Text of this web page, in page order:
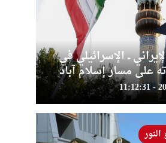
ــ الإسرائيلي في
على مسار إسلام آباد